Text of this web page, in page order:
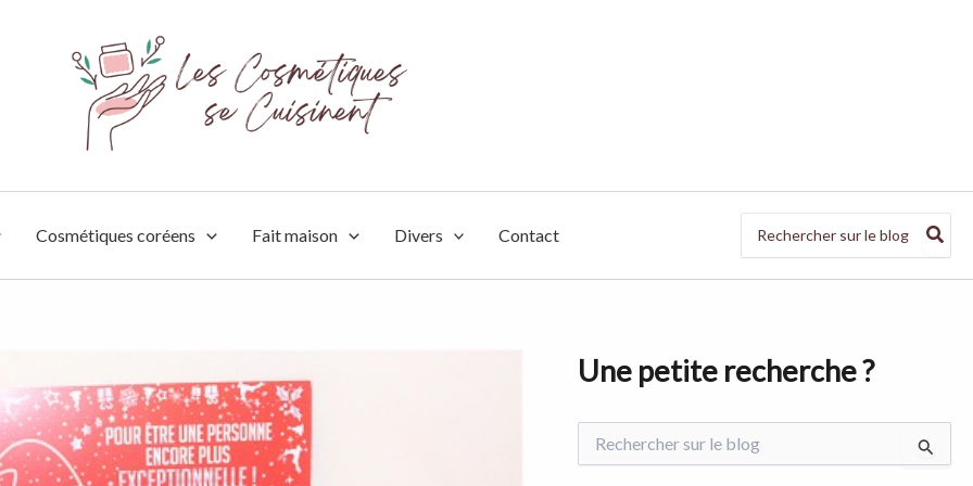
Cosmétiques coréens Fait maison Divers Contact
for:
Une petite recherche ?